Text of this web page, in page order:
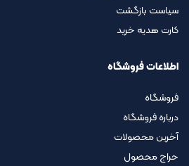
سیاست بازگشت
کارت هدیه خرید
اطلاعات فروشگاه
فروشگاه
درباره فروشگاه
آخرین محصولات
حراج محصول